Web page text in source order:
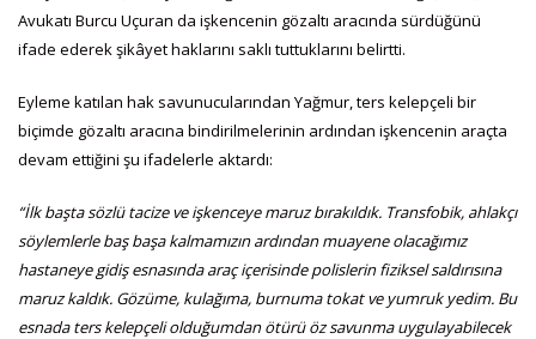
Avukatı Burcu Uçuran da işkencenin gözaltı aracında sürdüğünü
ifade ederek şikâyet haklarını saklı tuttuklarını belirtti.
Eyleme katılan hak savunucularından Yağmur, ters kelepçeli bir
biçimde gözaltı aracına bindirilmelerinin ardından işkencenin araçta
devam ettiğini şu ifadelerle aktardı:
“İlk başta sözlü tacize ve işkenceye maruz bırakıldık. Transfobik, ahlakçı
söylemlerle baş başa kalmamızın ardından muayene olacağımız
hastaneye gidiş esnasında araç içerisinde polislerin fiziksel saldırısına
maruz kaldık. Gözüme, kulağıma, burnuma tokat ve yumruk yedim. Bu
esnada ters kelepçeli olduğumdan ötürü öz savunma uygulayabilecek